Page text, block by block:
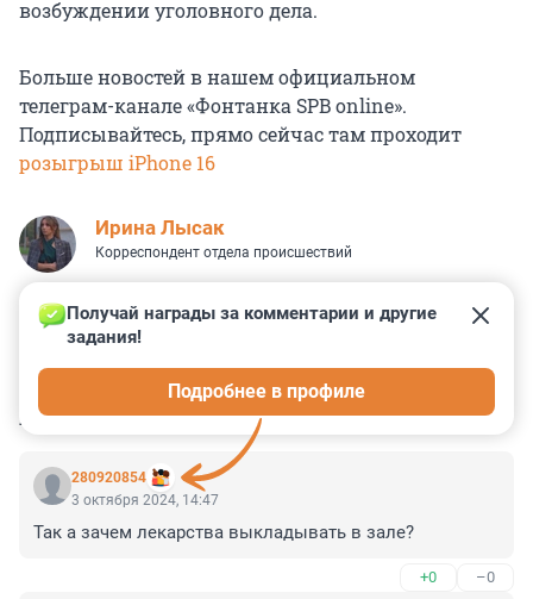
возбуждении уголовного дела.
Больше новостей в нашем официальном
телеграм-канале «Фонтанка SPB online».
Подписывайтесь, прямо сейчас там проходит
розыгрыш iPhone 16
Ирина Лысак
Корреспондент отдела происшествий
КОММЕНТАРИИ 22
280920854
Получай награды за комментарии и другие
задания!
Подробнее в профиле
3 октября 2024, 14:47
Так а зачем лекарства выкладывать в зале?
+0 –0